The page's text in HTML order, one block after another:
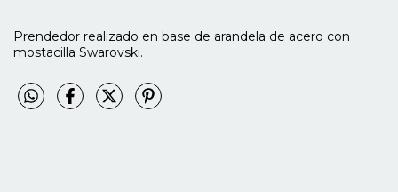
Prendedor realizado en base de arandela de acero con
mostacilla Swarovski.